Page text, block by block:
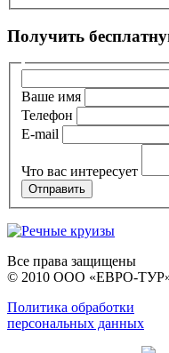
Получить
Ваше имя
Телефон
E-mail
Что вас интересует
Все права защищены
© 2010 ООО «ЕВРО-
Политика обработки
персональных данных